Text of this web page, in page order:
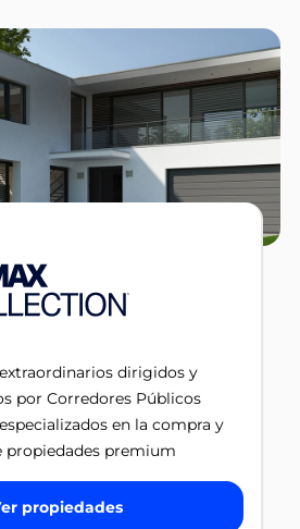
dirigidos y
por Corredores Públicos
en la compra y
propiedades premium
Ver propiedades